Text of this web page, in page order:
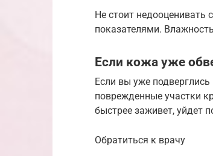
Не стоит недооценивать
показателями.
Если кожа уже
Если вы уже
поврежденные участки
быстрее заживет, уйдет
Обратиться к врачу